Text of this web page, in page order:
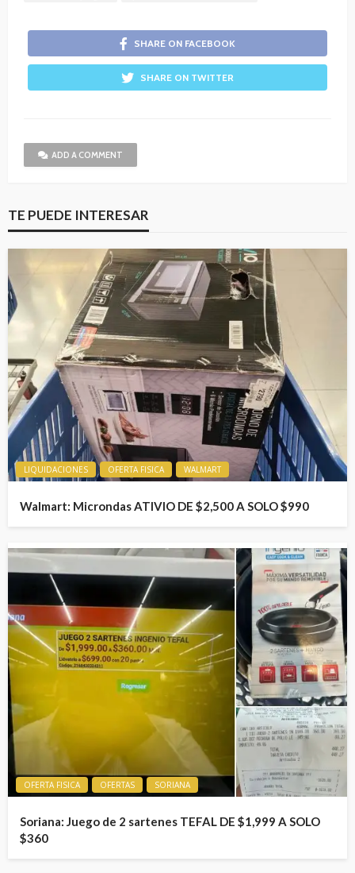
SHARE ON FACEBOOK
SHARE ON TWITTER
ADD A COMMENT
TE PUEDE INTERESAR
LIQUIDACIONES OFERTA FISICA WALMART
Walmart: Microndas ATIVIO DE $2,500 A SOLO $990
OFERTA FISICA OFERTAS SORIANA
Soriana: Juego de 2 sartenes TEFAL DE $1,999 A SOLO
$360